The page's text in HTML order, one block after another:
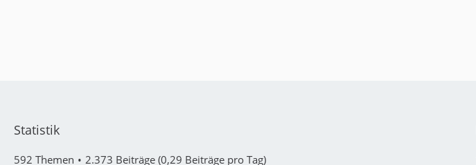
Statistik
592 Themen 2.373 Beiträge (0,29 Beiträge pro Tag)